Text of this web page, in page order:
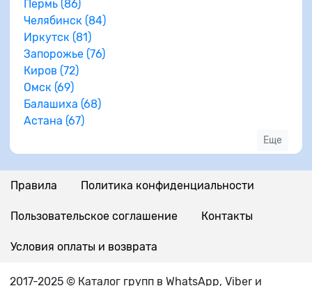
Пермь (86)
Челябинск (84)
Иркутск (81)
Запорожье (76)
Киров (72)
Омск (69)
Балашиха (68)
Астана (67)
Еще
Правила Политика конфиденциальности
Пользовательское соглашение Контакты
Условия оплаты и возврата
2017-2025 © Каталог групп в WhatsApp, Viber и